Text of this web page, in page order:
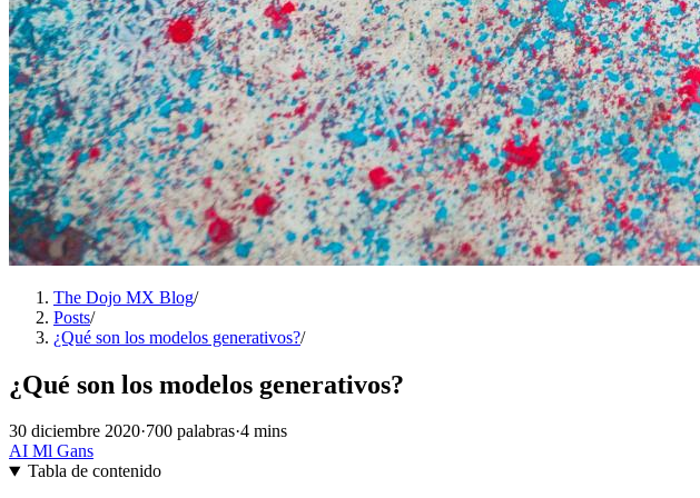
The Dojo MX Blog/
Posts/
¿Qué son los modelos generativos?/
¿Qué son los modelos generativos?
30 diciembre 2020·700 palabras·4 mins
AI Ml Gans
Tabla de contenido